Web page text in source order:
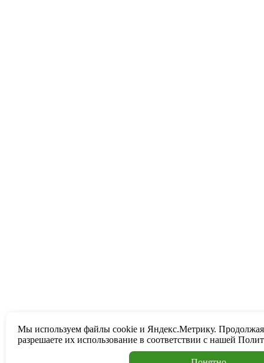
Мы используем файлы cookie и Яндекс.Метрику.
разрешаете их использование в соответствии с нашей